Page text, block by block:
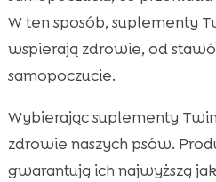
W ten sposób, suplementy
wspierają zdrowie, od
samopoczucie.
Wybierając suplementy
zdrowie naszych psów.
gwarantują ich najwyższą